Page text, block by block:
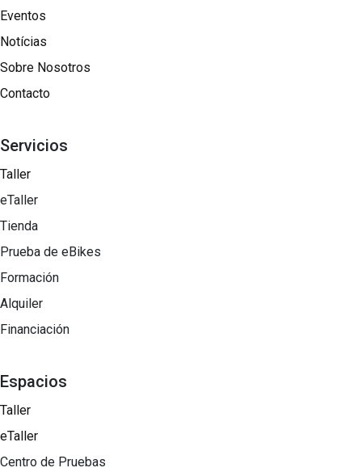
Eventos
Notícias
Sobre Nosotros​
Contacto
Servicios
Taller
eTaller
Tienda
Prueba de eBikes
Formación
Alquiler
Financiación
Espacios
Taller
eTaller
Centro de Pruebas